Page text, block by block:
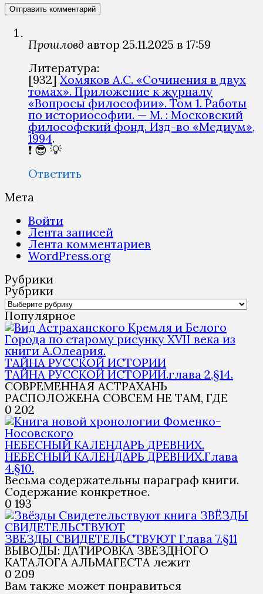
Прошловѣд автор 25.11.2025 в 17:59
Литература:
[932]Хомяков А.С. «Сочинения в двух
томах». Приложение к журналу
«Вопросы философии». Том 1. Работы
по историософии. — М. : Московский
философский фонд. Изд-во «Медиум»,
1994.
❗ 😎 💡
Ответить
Мета
Войти
Лента записей
Лента комментариев
WordPress.org
Рубрики
Рубрики
Популярное
ТАЙНА РУССКОЙ ИСТОРИИ
ТАЙНА РУССКОЙ ИСТОРИИ.глава 2,§14.
СОВРЕМЕННАЯ АСТРАХАНЬ
РАСПОЛОЖЕНА СОВСЕМ НЕ ТАМ, ГДЕ
0 202
НЕБЕСНЫЙ КАЛЕНДАРЬ ДРЕВНИХ.
НЕБЕСНЫЙ КАЛЕНДАРЬ ДРЕВНИХ.Глава
4.§10.
Весьма содержательны параграф книги.
Содержание конкретное.
0 193
ЗВЁЗДЫ
СВИДЕТЕЛЬСТВУЮТ
ЗВЕЗДЫ СВИДЕТЕЛЬСТВУЮТ Глава 7.§11
ВЫВОДЫ: ДАТИРОВКА ЗВЕЗДНОГО
КАТАЛОГА АЛЬМАГЕСТА лежит
0 209
Вам также может понравиться